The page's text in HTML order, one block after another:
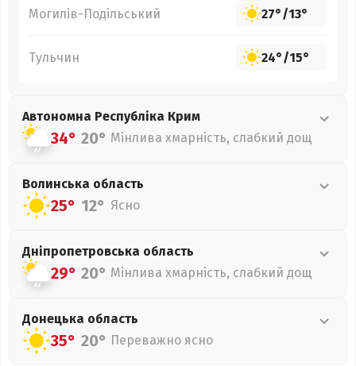
Могилів-Подільський 27°/13°
Тульчин 24°/15°
Автономна Республіка Крим
34° 20° Мінлива хмарність, слабкий дощ
Волинська область
25° 12° Ясно
Дніпропетровська область
29° 20° Мінлива хмарність, слабкий дощ
Донецька область
35° 20° Переважно ясно